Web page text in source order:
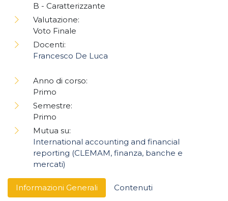
Informazioni Generali
Contenuti
B - Caratterizzante
Valutazione:
Voto Finale
Docenti:
Francesco De Luca
Anno di corso:
Primo
Semestre:
Primo
Mutua su:
International accounting and financial
reporting (CLEMAM, finanza, banche e
mercati)